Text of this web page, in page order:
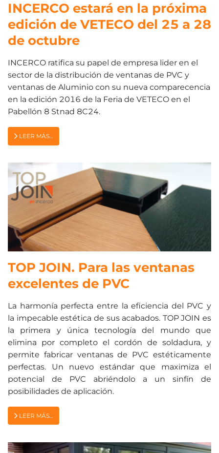
INCERCO estará en la próxima
edición de VETECO del 25 a 28
de octubre
INCERCO ratifica su papel de empresa lider en el
sector de la distribución de ventanas de PVC y
ventanas de Aluminio con su nueva comparecencia
en la edición 2016 de la Feria de VETECO en el
Pabellón 8 Stnad 8C24.
LEER MÁS…
TOP JOIN. Para las ventanas
excelentes de PVC
La harmonía perfecta entre la eficiencia del PVC y
la impecable estética de sus acabados. TOP JOIN es
la primera y única tecnología del mundo que
elimina por completo el cordón de soldadura, y
permite fabricar ventanas de PVC estéticamente
perfectas. Un nuevo estándar que maximiza el
potencial de PVC abriéndolo a un sinfín de
posibilidades de aplicación.
LEER MÁS…